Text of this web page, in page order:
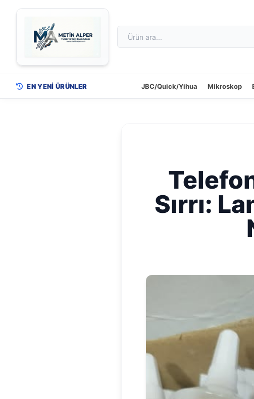
EN YENİ ÜRÜNLER JBC/Quick/Yihua Mikroskop
Sırrı: